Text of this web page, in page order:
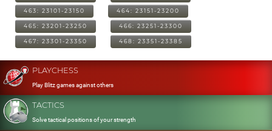
463: 23101-23150 464: 23151-23200
465: 23201-23250 466: 23251-23300
467: 23301-23350 468: 23351-23385
PLAYCHESS
Play Blitz games against others
TACTICS
Solve tactical positions of your strength